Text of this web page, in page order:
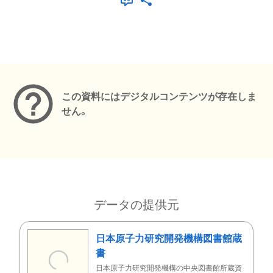
この資料にはデジタルコンテンツが存在しま
せん。
データの提供元
日本原子力研究開発機構図書館蔵
書
日本原子力研究開発機構の中央図書館所蔵資